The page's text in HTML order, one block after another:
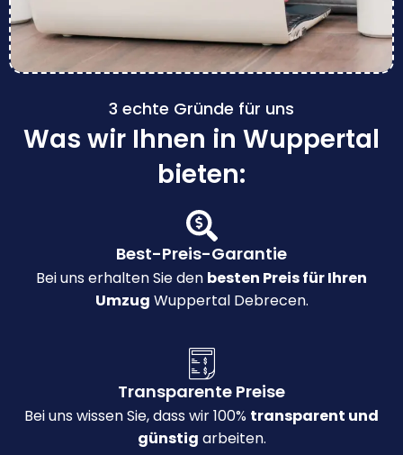
3 echte Gründe für uns
Was wir Ihnen in Wuppertal
bieten:
Best-Preis-Garantie
Bei uns erhalten Sie den besten Preis für Ihren
Umzug Wuppertal Debrecen.
Transparente Preise
Bei uns wissen Sie, dass wir 100% transparent und
günstig arbeiten.